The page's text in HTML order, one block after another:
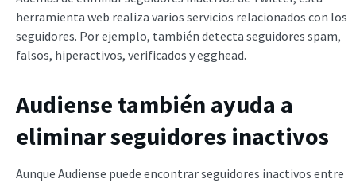
herramienta web realiza varios servicios relacionados con los
seguidores. Por ejemplo, también detecta seguidores spam,
falsos, hiperactivos, verificados y egghead.
Audiense también ayuda a
eliminar seguidores inactivos
Aunque Audiense puede encontrar seguidores inactivos entre